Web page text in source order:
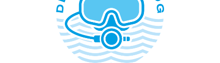
WER STECKT HINTER DEM TAUCHERBLOG?
BUCH BESTELLEN